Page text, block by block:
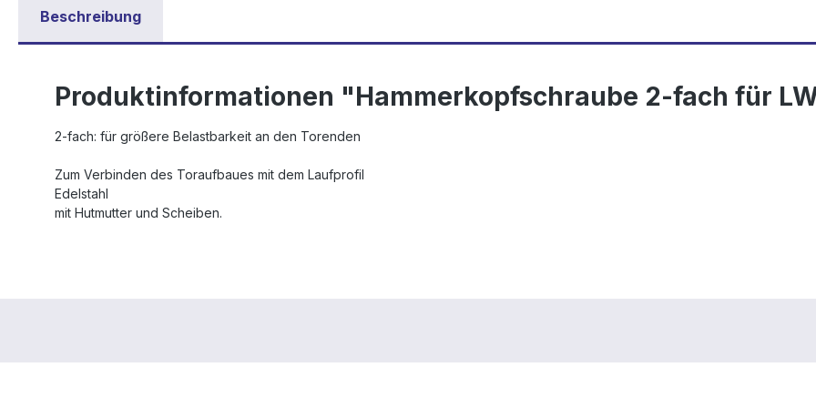
Beschreibung
Produktinformationen "Hammerkopfschraube 2-fach für
2-fach: für größere Belastbarkeit an den Torenden
Zum Verbinden des Toraufbaues mit dem Laufprofil
Edelstahl
mit Hutmutter und Scheiben.